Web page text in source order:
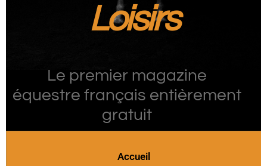
Loisirs
Le premier magazine
équestre français entièrement
gratuit
Accueil